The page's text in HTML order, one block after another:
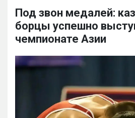
Под звон медалей:
борцы успешно
чемпионате Азии